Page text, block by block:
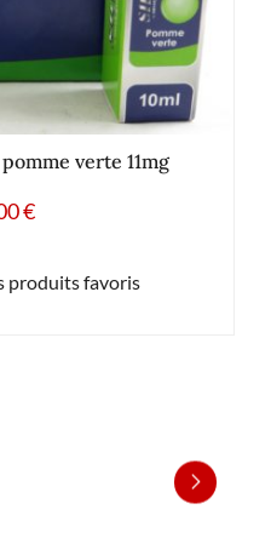
verte 11mg
€
produits favoris